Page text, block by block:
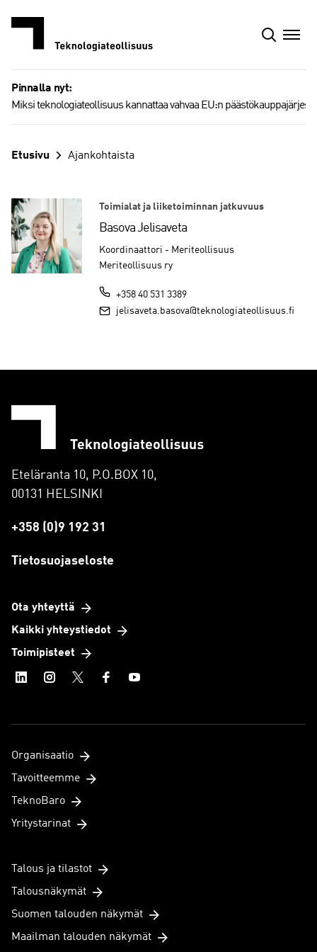
Pinnalla nyt:
Miksi teknologiateollisuus kannattaa vahvaa EU:n
Etusivu Ajankohtaista
Toimialat ja liiketoiminnan jatkuvuus
Basova Jelisaveta
Koordinaattori - Meriteollisuus
Meriteollisuus ry
+358 40 531 3389
jelisaveta.basova@teknologiateollisuus.fi
Eteläranta 10, P.O.BOX 10,
00131 HELSINKI
+358 (0)9 192 31
Tietosuojaseloste
Ota yhteyttä
Kaikki yhteystiedot
Toimipisteet
Organisaatio
Tavoitteemme
TeknoBaro
Yritystarinat
Talous ja tilastot
Talousnäkymät
Suomen talouden näkymät
Maailman talouden näkymät